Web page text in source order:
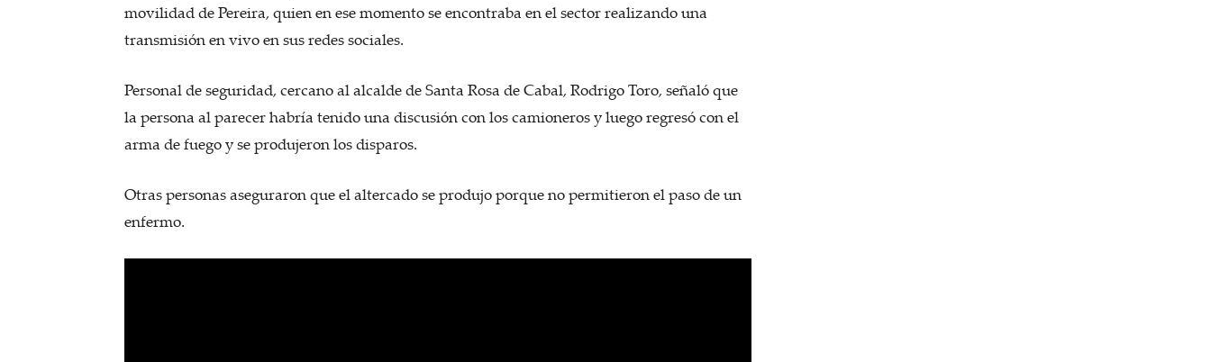
movilidad de Pereira, quien en ese momento se encontraba en el sector realizando una
transmisión en vivo en sus redes sociales.
Personal de seguridad, cercano al alcalde de Santa Rosa de Cabal, Rodrigo Toro, señaló que
la persona al parecer habría tenido una discusión con los camioneros y luego regresó con el
arma de fuego y se produjeron los disparos.
Otras personas aseguraron que el altercado se produjo porque no permitieron el paso de un
enfermo.